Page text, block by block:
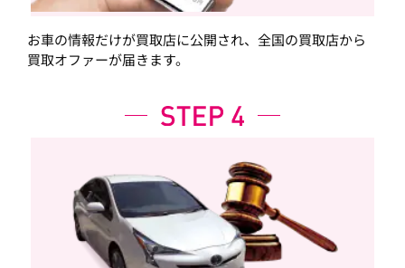
お車の情報だけが買取店に公開され、全国の買取店から
買取オファーが届きます。